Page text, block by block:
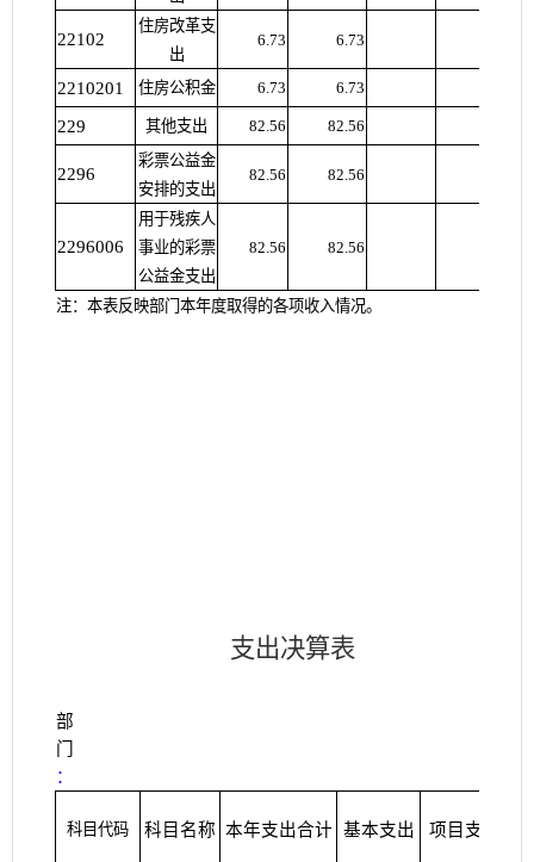
22102
住房改革支
出
6.73 6.73
2210201 住房公积金 6.73 6.73
229 其他支出 82.56 82.56
2296
彩票公益金
安排的支出
82.56 82.56
2296006
用于残疾人
事业的彩票
公益金支出
82.56 82.56
注：本表反映部门本年度取得的各项收入情况。
支出决算表
部
门
：
科目代码 科目名称 本年支出合计 基本支出 项目支出